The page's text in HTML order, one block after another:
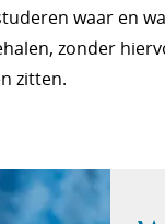
waar en
zonder
zitten.